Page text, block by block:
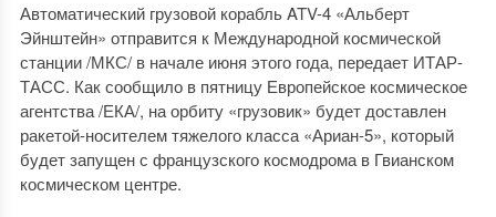
Автоматический грузовой корабль ATV-4 «Альберт
Эйнштейн» отправится к Международной космической
станции /МКС/ в начале июня этого года, передает ИТАР-
ТАСС. Как сообщило в пятницу Европейское космическое
агентства /ЕКА/, на орбиту «грузовик» будет доставлен
ракетой-носителем тяжелого класса «Ариан-5», который
будет запущен с французского космодрома в Гвианском
космическом центре.